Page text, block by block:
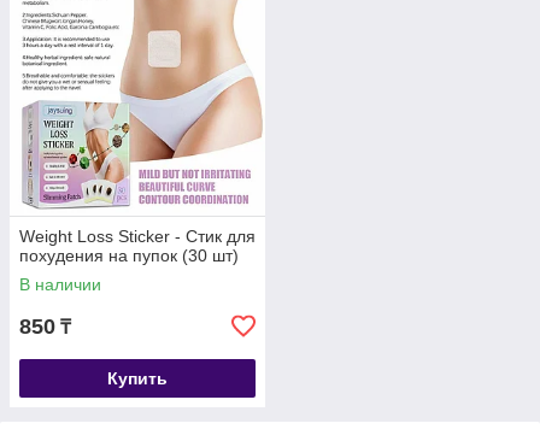
Weight Loss Sticker - Стик для
похудения на пупок (30 шт)
В наличии
850 ₸
Купить